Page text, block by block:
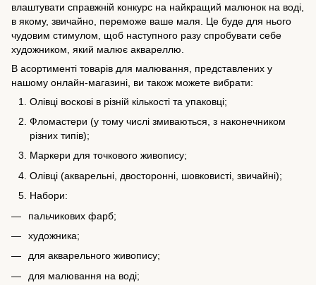
влаштувати справжній конкурс на найкращий малюнок на воді,
в якому, звичайно, переможе ваше маля. Це буде для нього
чудовим стимулом, щоб наступного разу спробувати себе
художником, який малює аквареллю.
В асортименті товарів для малювання, представлених у
нашому онлайн-магазині, ви також можете вибрати:
Олівці воскові в різній кількості та упаковці;
Фломастери (у тому числі змиваються, з наконечником
різних типів);
Маркери для точкового живопису;
Олівці (акварельні, двосторонні, шовковисті, звичайні);
Набори:
пальчикових фарб;
художника;
для акварельного живопису;
для малювання на воді;